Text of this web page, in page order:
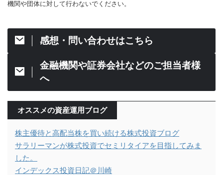
機関や団体に対して行わないでください。
感想・問い合わせはこちら
金融機関や証券会社などのご担当者様
へ
オススメの資産運用ブログ
株主優待と高配当株を買い続ける株式投資ブログ
サラリーマンが株式投資でセミリタイアを目指してみま
した。
インデックス投資日記＠川崎